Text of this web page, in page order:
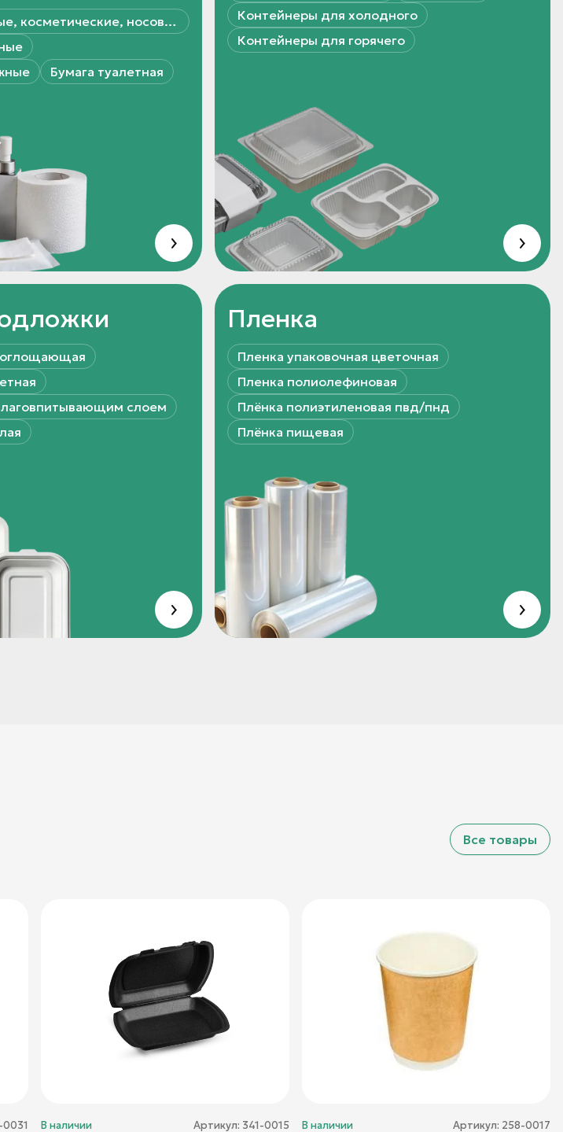
Салфетки влажные, косметические, носовые платки
Бумага туалетная
Контейнеры для холодного
Контейнеры для горячего
слоем
Пленка
Пленка упаковочная цветочная
Пленка полиолефиновая
Плёнка полиэтиленовая пвд/пнд
Плёнка пищевая
Все товары
В наличии Артикул: 341-0015 В наличии Артикул: 258-0017